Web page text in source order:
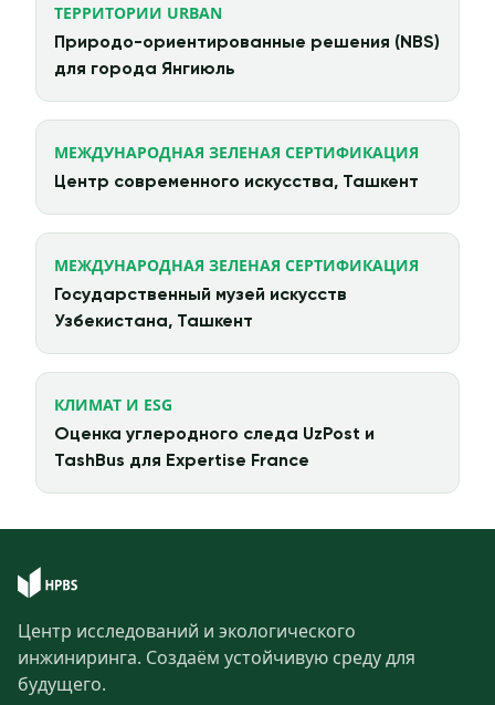
ТЕРРИТОРИИ URBAN
Природо-ориентированные решения (NBS)
для города Янгиюль
МЕЖДУНАРОДНАЯ ЗЕЛЕНАЯ СЕРТИФИКАЦИЯ
Центр современного искусства, Ташкент
МЕЖДУНАРОДНАЯ ЗЕЛЕНАЯ СЕРТИФИКАЦИЯ
Государственный музей искусств
Узбекистана, Ташкент
КЛИМАТ И ESG
Оценка углеродного следа UzPost и
TashBus для Expertise France
Центр исследований и экологического
инжиниринга. Создаём устойчивую среду для
будущего.